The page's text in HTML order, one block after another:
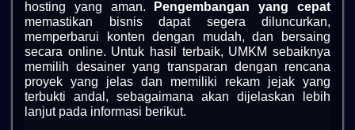
hosting yang aman.
Pengembangan yang cepat
memastikan bisnis dapat segera diluncurkan,
memperbarui konten dengan mudah, dan bersaing
secara online. Untuk hasil terbaik, UMKM sebaiknya
memilih desainer yang transparan dengan rencana
proyek yang jelas dan memiliki rekam jejak yang
terbukti andal, sebagaimana akan dijelaskan lebih
lanjut pada informasi berikut.